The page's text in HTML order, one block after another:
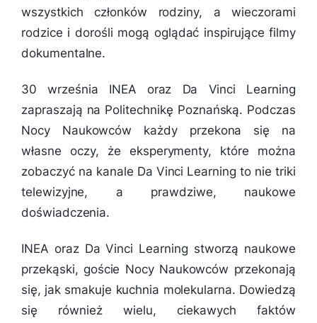
wszystkich członków rodziny, a wieczorami
rodzice i dorośli mogą oglądać inspirujące filmy
dokumentalne.
30 września INEA oraz Da Vinci Learning
zapraszają na Politechnikę Poznańską. Podczas
Nocy Naukowców każdy przekona się na
własne oczy, że eksperymenty, które można
zobaczyć na kanale Da Vinci Learning to nie triki
telewizyjne, a prawdziwe, naukowe
doświadczenia.
INEA oraz Da Vinci Learning stworzą naukowe
przekąski, goście Nocy Naukowców przekonają
się, jak smakuje kuchnia molekularna. Dowiedzą
się również wielu, ciekawych faktów